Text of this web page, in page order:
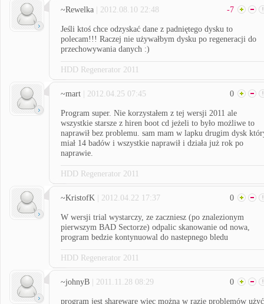
~Rewelka | 2012.08.10 22:48 -7
Jeśli ktoś chce odzyskać dane z padniętego dysku to
polecam!!! Raczej nie używałbym dysku po regeneracji do
przechowywania danych :)
HDD Regenerator 2011
~mart | 2012.04.25 07:45 0
Program super. Nie korzystałem z tej wersji 2011 ale
wszystkie starsze z hiren boot cd jeżeli to było możliwe to
naprawił bez problemu. sam mam w lapku drugim dysk
miał 14 badów i wszystkie naprawił i działa już rok po
naprawie.
HDD Regenerator 2011
~KristofK | 2012.04.22 17:37 0
W wersji trial wystarczy, ze zaczniesz (po znalezionym
pierwszym BAD Sectorze) odpalic skanowanie od nowa,
program bedzie kontynuowal do nastepnego bledu
HDD Regenerator 2011
~johnyB | 2011.11.28 08:29 0
program jest shareware więc można w razie problemów użyć